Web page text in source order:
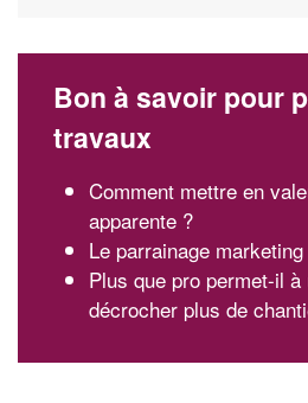
Bon à savoir pour
travaux
Comment mettre en
apparente ?
Le parrainage marketing
Plus que pro permet-il
décrocher plus de